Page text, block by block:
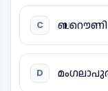
C ബറൌണി
D